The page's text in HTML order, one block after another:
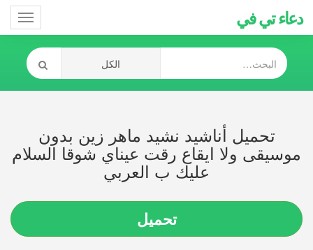
دعاء تي في
تحميل أناشيد نشيد ماهر زين بدون
موسيقى ولا ايقاع رقت عيناي شوقا السلام
عليك ب العربي
تحميل